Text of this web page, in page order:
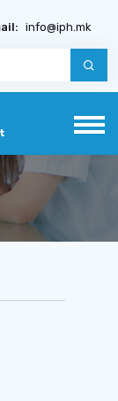
info@iph.mk